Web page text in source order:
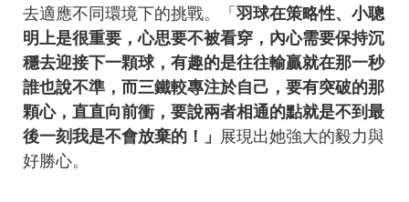
去適應不同環境下的挑戰。「 羽球在策略性、小聰
明上是很重要，心思要不被看穿，內心需要保持沉
穩去迎接下一顆球，有趣的是往往輸贏就在那一秒
誰也說不準，而三鐵較專注於自己，要有突破的那
顆心，直直向前衝，要說兩者相通的點就是不到最
後一刻我是不會放棄的！」 展現出她強大的毅力與
好勝心。